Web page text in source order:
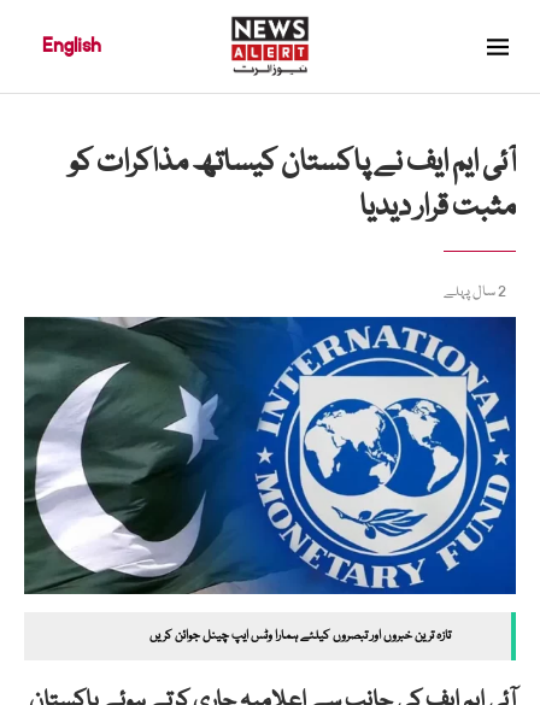
English
آئی ایم ایف نے پاکستان کیساتھ مذاکرات کو
مثبت قرار دیدیا
2 سال پہلے
تازہ ترین خبروں اور تبصروں کیلئے ہمارا وٹس ایپ چینل جوائن کریں